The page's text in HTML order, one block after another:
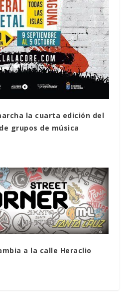
la cuarta edición del
grupos de música
a la calle Heraclio